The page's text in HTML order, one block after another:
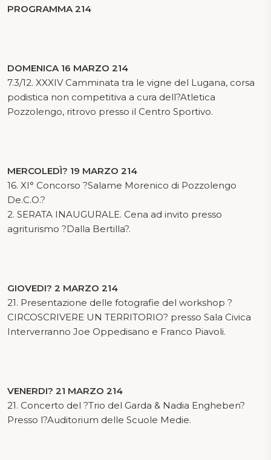
PROGRAMMA 214
DOMENICA 16 MARZO 214
7.3/12. XXXIV Camminata tra le vigne del Lugana, corsa
podistica non competitiva a cura dell?Atletica
Pozzolengo, ritrovo presso il Centro Sportivo.
MERCOLEDÌ? 19 MARZO 214
16. XI° Concorso ?Salame Morenico di Pozzolengo
De.C.O.?
2. SERATA INAUGURALE. Cena ad invito presso
agriturismo ?Dalla Bertilla?.
GIOVEDI? 2 MARZO 214
21. Presentazione delle fotografie del workshop ?
CIRCOSCRIVERE UN TERRITORIO? presso Sala Civica
Interverranno Joe Oppedisano e Franco Piavoli.
VENERDI? 21 MARZO 214
21. Concerto del ?Trio del Garda & Nadia Engheben?
Presso l?Auditorium delle Scuole Medie.